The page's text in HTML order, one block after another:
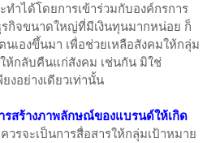
ำได้โดยการเข้าร่วมกับองค์กรการ
รกิจขนาดใหญ่ที่มีเงินทุนมากหน่อย ก็
เองขึ้นมา เพื่อช่วยเหลือสังคมให้กลุ่ม
ห้กลับคืนแก่สังคม เช่นกัน มิใช่
งอย่างเดียวเท่านั้น
รสร้างภาพลักษณ์ของแบรนด์ให้เกิด
รจะเป็นการสื่อสารให้กลุ่มเป้าหมาย